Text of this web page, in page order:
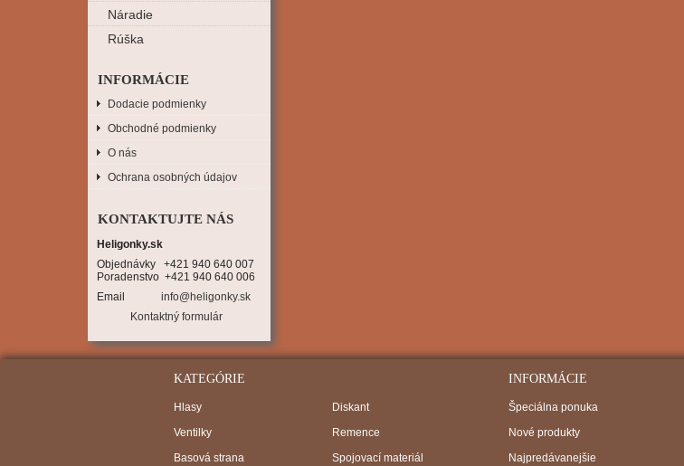
Náradie
Rúška
INFORMÁCIE
Dodacie podmienky
Obchodné podmienky
O nás
Ochrana osobných údajov
KONTAKTUJTE NÁS
Heligonky.sk
Objednávky   +421 940 640 007
Poradenstvo  +421 940 640 006
Email
info@heligonky.sk
Kontaktný formulár
KATEGÓRIE
Hlasy
Ventilky
Diskant
Remence
Basová strana
Spojovací materiál
INFORMÁCIE
Špeciálna ponuka
Nové produkty
Najpredávanejšie